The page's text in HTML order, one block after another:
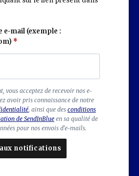
e-mail (exemple :
vous acceptez de recevoir nos e-
avoir pris connaissance de notre
, ainsi que des conditions
de SendInBlueen sa qualité de
pour nos envois d'e-mails.
notifications